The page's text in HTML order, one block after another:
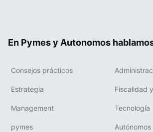
En Pymes y Autonomos
Consejos prácticos
Estrategia Fiscalidad
Management Tecnología
pymes Autónomos